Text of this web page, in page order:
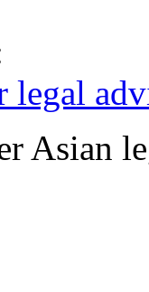
legal
Asian